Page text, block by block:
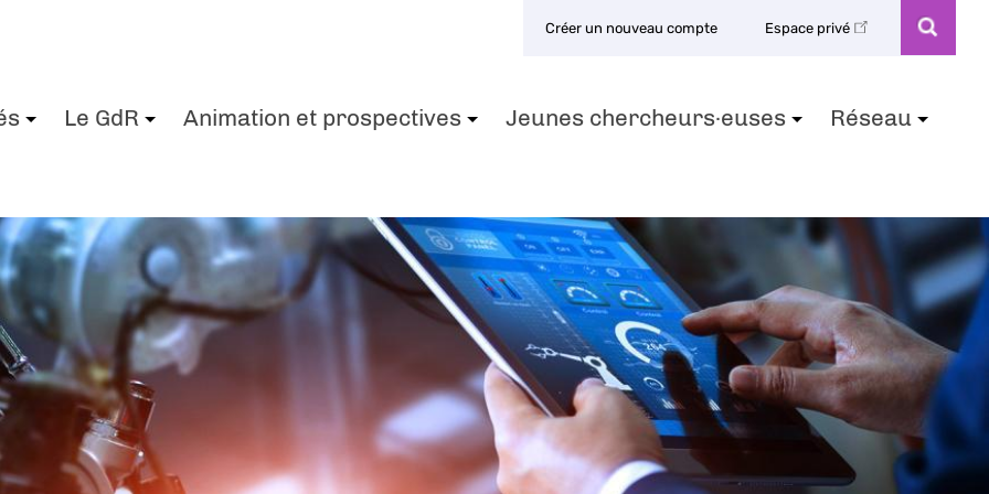
Créer un nouveau compte Espace privé
Le GdR Animation et prospectives Jeunes chercheurs·euses Réseau